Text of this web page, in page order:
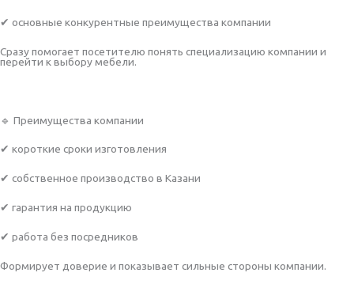
✔ основные конкурентные преимущества компании
Сразу помогает посетителю понять специализацию компании и
перейти к выбору мебели.
🔹 Преимущества компании
✔ короткие сроки изготовления
✔ собственное производство в Казани
✔ гарантия на продукцию
✔ работа без посредников
Формирует доверие и показывает сильные стороны компании.